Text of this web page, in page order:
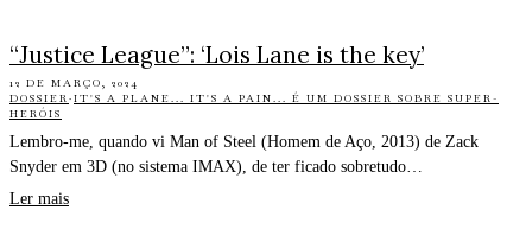
“Justice League”: ‘Lois Lane is the key’
12 DE MARÇO, 2024
DOSSIER·IT'S A PLANE... IT'S A PAIN... É UM DOSSIER SOBRE SUPER-
HERÓIS
Lembro-me, quando vi Man of Steel (Homem de Aço, 2013) de Zack
Snyder em 3D (no sistema IMAX), de ter ficado sobretudo…
Ler mais